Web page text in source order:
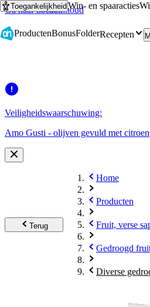
Ga naar hoofdinhoud
Ga naar zoeken
ToegankelijkheidWin- en spaaracties
ProductenBonusFolderRecepten
Veiligheidswaarschuwing:
Amo Gusti - olijven gevuld met citroen
Terug
Home
Producten
Fruit, verse
Gedroogd
Diverse